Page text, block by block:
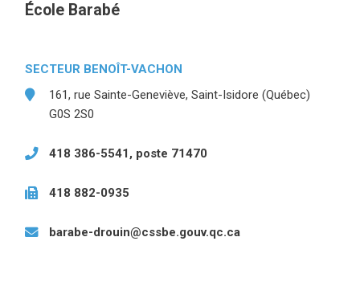
École Barabé
SECTEUR BENOÎT-VACHON
161, rue Sainte-Geneviève, Saint-Isidore (Québec)
G0S 2S0
418 386-5541, poste 71470
418 882-0935
barabe-drouin@cssbe.gouv.qc.ca